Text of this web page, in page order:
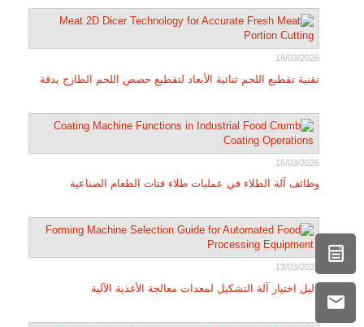
18/03/2026
تقنية تقطيع اللحم ثنائية الأبعاد لتقطيع حصص اللحم الطازج بدقة
16/03/2026
وظائف آلة الطلاء في عمليات طلاء فتات الطعام الصناعية
13/03/2026
دليل اختيار آلة التشكيل لمعدات معالجة الأغذية الآلية